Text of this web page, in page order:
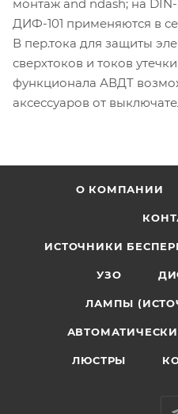
монтаж and ndash; на
ДИФ-101 применяются в
В пер.тока для защиты
сверхтоков и токов
функционала АВДТ
аксессуаров от
О КОМПАНИИ
ИСТОЧНИКИ
УЗО
ЛАМПЫ
ЛЮСТРЫ